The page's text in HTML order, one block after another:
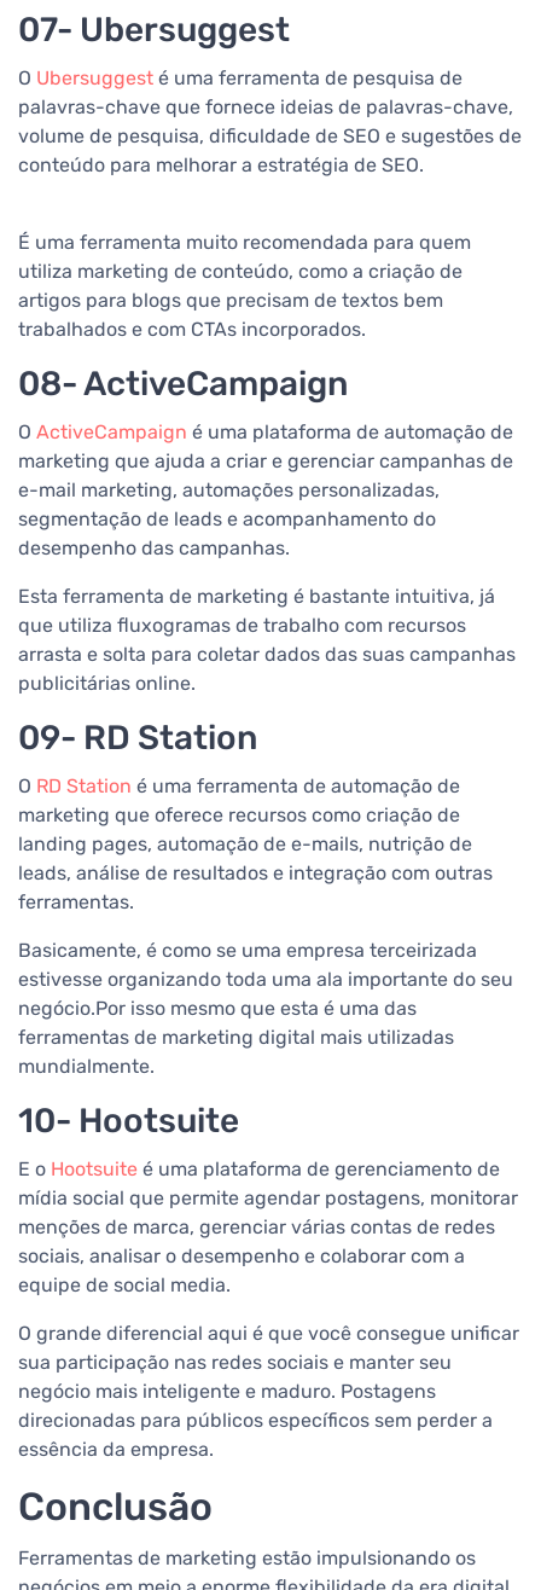
07- Ubersuggest
O Ubersuggest é uma ferramenta de pesquisa de
palavras-chave que fornece ideias de palavras-chave,
volume de pesquisa, dificuldade de SEO e sugestões de
conteúdo para melhorar a estratégia de SEO.
É uma ferramenta muito recomendada para quem
utiliza marketing de conteúdo, como a criação de
artigos para blogs que precisam de textos bem
trabalhados e com CTAs incorporados.
08- ActiveCampaign
O ActiveCampaign é uma plataforma de automação de
marketing que ajuda a criar e gerenciar campanhas de
e-mail marketing, automações personalizadas,
segmentação de leads e acompanhamento do
desempenho das campanhas.
Esta ferramenta de marketing é bastante intuitiva, já
que utiliza fluxogramas de trabalho com recursos
arrasta e solta para coletar dados das suas campanhas
publicitárias online.
09- RD Station
O RD Station é uma ferramenta de automação de
marketing que oferece recursos como criação de
landing pages, automação de e-mails, nutrição de
leads, análise de resultados e integração com outras
ferramentas.
Basicamente, é como se uma empresa terceirizada
estivesse organizando toda uma ala importante do seu
negócio.Por isso mesmo que esta é uma das
ferramentas de marketing digital mais utilizadas
mundialmente.
10- Hootsuite
E o Hootsuite é uma plataforma de gerenciamento de
mídia social que permite agendar postagens, monitorar
menções de marca, gerenciar várias contas de redes
sociais, analisar o desempenho e colaborar com a
equipe de social media.
O grande diferencial aqui é que você consegue unificar
sua participação nas redes sociais e manter seu
negócio mais inteligente e maduro. Postagens
direcionadas para públicos específicos sem perder a
essência da empresa.
Conclusão
Ferramentas de marketing estão impulsionando os